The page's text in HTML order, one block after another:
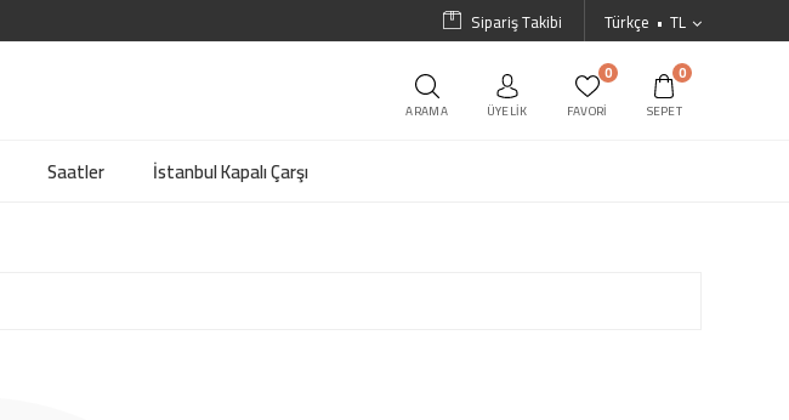
Türkçe TL
Sipariş Takibi
ARAMA ÜYELIK
0
FAVORI
0
SEPET
Saatler İstanbul Kapalı Çarşı